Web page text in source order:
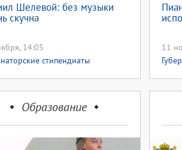
Шелевой: без музыки
скучна
14:05
стипендиаты
11
Образование